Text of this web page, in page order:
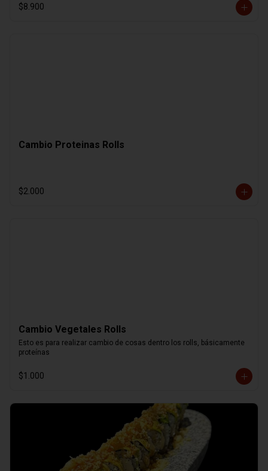
$8.900
Cambio Proteinas Rolls
$2.000
Cambio Vegetales Rolls
Esto es para realizar cambio de cosas dentro los rolls, básicamente
proteínas
$1.000